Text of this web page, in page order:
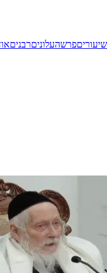
שיעוריםפרשהעלוניםרבנים